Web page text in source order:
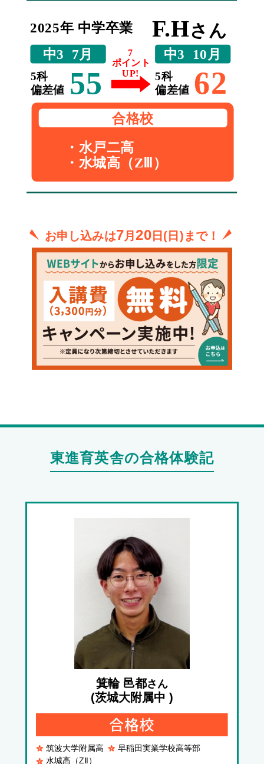
お申し込みは7月20日(日)まで！
東進育英舎の合格体験記
箕輪 邑都さん
(茨城大附属中 )
筑波大学附属高
早稲田実業学校高等部
水城高（ZⅡ）